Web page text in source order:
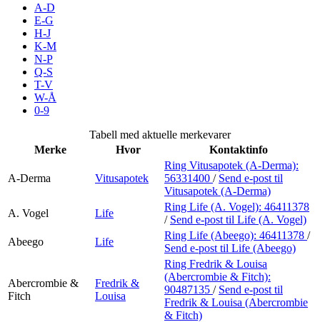
Inspirasjon
Søk
Praktisk informasjon
Ledige stillinger
Magasin
A-D
E-G
H-J
K-M
N-P
Q-S
T-V
W-Å
0-9
Tabell med aktuelle merkevarer
Merke
Hvor Kontaktinfo
A-Derma Vitusapotek
Ring Vitusapotek (A-Derma):
56331400 / Send e-post til
Vitusapotek (A-Derma)
A. Vogel
Life
Ring Life (A. Vogel): 46411378
/ Send e-post til Life (A. Vogel)
Abeego
Life
Ring Life (Abeego): 46411378 /
Send e-post til Life (Abeego)
Abercrombie &
Fitch
Fredrik &
Louisa
Ring Fredrik & Louisa
(Abercrombie & Fitch):
90487135 / Send e-post til
Fredrik & Louisa (Abercrombie
& Fitch)